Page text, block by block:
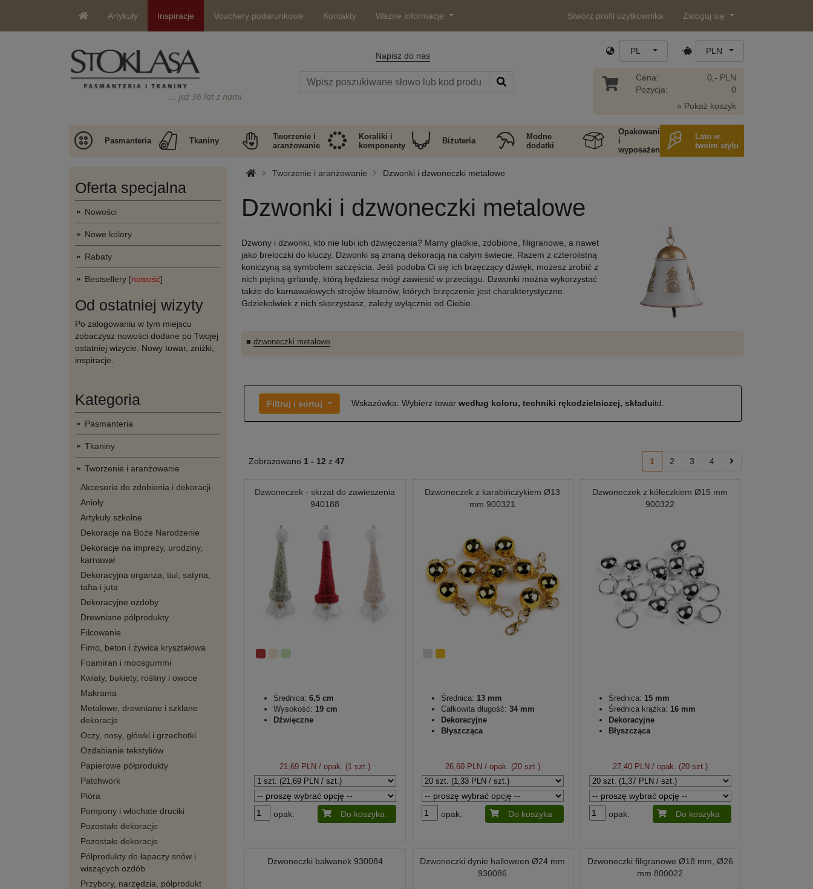
Artykuły Inspiracje Vouchery podarunkowe Kontakty Ważne informacje Stwórz profil użytkownika Zaloguj się
… już 36 lat z nami
Napisz do nas PL PLN
Cena:
Pozycja:
0,- PLN
0
» Pokaż koszyk
Pasmanteria Tkaniny
Tworzenie i
aranżowanie
Koraliki i
komponenty
Biżuteria
Modne
dodatki
Opakowania
i
wyposażenie
Lato w
twoim stylu
Oferta specjalna
Nowości
Nowe kolory
Rabaty
Bestsellery [nowość]
Od ostatniej wizyty
Po zalogowaniu w tym miejscu
zobaczysz nowości dodane po Twojej
ostatniej wizycie. Nowy towar, zniżki,
inspiracje.
Kategoria
Pasmanteria
Tkaniny
Tworzenie i aranżowanie
Akcesoria do zdobienia i dekoracji
Anioły
Artykuły szkolne
Dekoracje na Boże Narodzenie
Dekoracje na imprezy, urodziny,
karnawał
Dekoracyjna organza, tiul, satyna,
tafta i juta
Dekoracyjne ozdoby
Drewniane półprodukty
Filcowanie
Fimo, beton i żywica kryształowa
Foamiran i moosgummi
Kwiaty, bukiety, rośliny i owoce
Makrama
Metalowe, drewniane i szklane
dekoracje
Oczy, nosy, główki i grzechotki
Ozdabianie tekstyliów
Papierowe półprodukty
Patchwork
Pióra
Pompony i włochate druciki
Pozostałe dekoracje
Pozostałe dekoracje
Półprodukty do łapaczy snów i
wiszących ozdób
Przybory, narzędzia, półprodukt
Tworzenie i aranżowanie Dzwonki i dzwoneczki metalowe
Dzwonki i dzwoneczki metalowe
Dzwony i dzwonki, kto nie lubi ich dźwięczenia? Mamy gładkie, zdobione, filigranowe, a nawet
jako breloczki do kluczy. Dzwonki są znaną dekoracją na całym świecie. Razem z czterolistną
koniczyną są symbolem szczęścia. Jeśli podoba Ci się ich brzęczący dźwięk, możesz zrobić z
nich piękną girlandę, którą będziesz mógł zawiesić w przeciągu. Dzwonki można wykorzystać
także do karnawałowych strojów błaznów, których brzęczenie jest charakterystyczne.
Gdziekolwiek z nich skorzystasz, zależy wyłącznie od Ciebie.
■ dzwoneczki metalowe
Filtruj i sortuj Wskazówka: Wybierz towar według koloru, techniki rękodzielniczej, składuitd.
Zobrazowano 1 - 12 z 47 1 2 3 4
Dzwoneczek - skrzat do zawieszenia
940188
Średnica: 6,5 cm
Wysokość: 19 cm
Dźwięczne
21,69 PLN / opak. (1 szt.)
opak. Do koszyka
Dzwoneczek z karabińczykiem Ø13
mm 900321
Średnica: 13 mm
Całkowita długość: 34 mm
Dekoracyjne
Błyszcząca
26,60 PLN / opak. (20 szt.)
opak. Do koszyka
Dzwoneczek z kółeczkiem Ø15 mm
900322
Średnica: 15 mm
Średnica krążka: 16 mm
Dekoracyjne
Błyszcząca
27,40 PLN / opak. (20 szt.)
opak. Do koszyka
Dzwoneczki bałwanek 930084
Dzwoneczki dynie halloween Ø24 mm
930086
Dzwoneczki filigranowe Ø18 mm, Ø26
mm 800022